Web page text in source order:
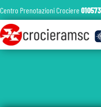
Centro Prenotazioni Crociere